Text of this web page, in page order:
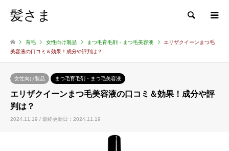
髪さま 検索
育毛 女性向け製品 まつ毛育毛剤・まつ毛美容液
エリザクイーンまつ毛
美容液の口コミ＆効果！成分や評判は？
女性向け製品 まつ毛育毛剤・まつ毛美容液
エリザクイーンまつ毛美容液の口コミ＆効果！成分や評
判は？
2024.11.19 / 最終更新日：2024.11.19